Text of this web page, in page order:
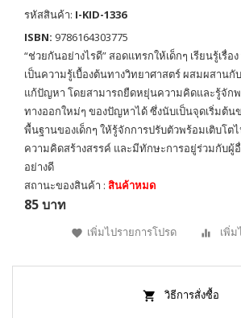
รหัสสินค้า: I-KID-1336
ISBN: 9786164303775
“ช่วยกันอย่างไรดี” สอดแทรกให้เด็กๆ เรียนรู้เรื่อ
เป็นความรู้เบื้องต้นทางวิทยาศาสตร์ ผสมผสานกั
แก้ปัญหา โดยสามารถยืดหยุ่นความคิดและรู้จัก
ทางออกใหม่ๆ ของปัญหาได้ ซึ่งนับเป็นจุดเริ่มต้
พื้นฐานของเด็กๆ ให้รู้จักการปรับตัวพร้อมเติบโ
ความคิดสร้างสรรค์ และมีทักษะการอยู่ร่วมกับผู้
อย่างดี
สถานะของสินค้า : สินค้าหมด
85 บาท
เพิ่มไปรายการโปรด เพิ่ม
วิธีการสั่งซื้อ